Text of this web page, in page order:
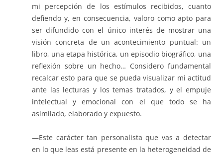
mi percepción de los estímulos recibidos, cuanto
defiendo y, en consecuencia, valoro como apto para
ser difundido con el único interés de mostrar una
visión concreta de un acontecimiento puntual: un
libro, una etapa histórica, un episodio biográfico, una
reflexión sobre un hecho… Considero fundamental
recalcar esto para que se pueda visualizar mi actitud
ante las lecturas y los temas tratados, y el empuje
intelectual y emocional con el que todo se ha
asimilado, elaborado y expuesto.
—Este carácter tan personalista que vas a detectar
en lo que leas está presente en la heterogeneidad de